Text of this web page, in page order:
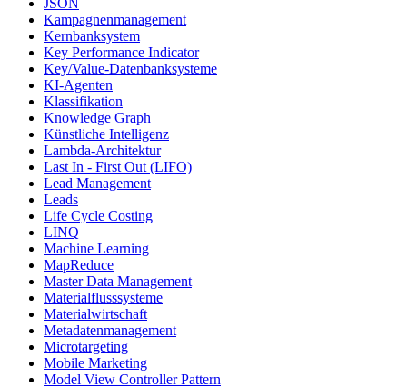
Kampagnenmanagement
Kernbanksystem
Key Performance Indicator
Key/Value-Datenbanksysteme
KI-Agenten
Klassifikation
Knowledge Graph
Künstliche Intelligenz
Lambda-Architektur
Last In - First Out (LIFO)
Lead Management
Leads
Life Cycle Costing
LINQ
Machine Learning
MapReduce
Master Data Management
Materialflusssysteme
Materialwirtschaft
Metadatenmanagement
Microtargeting
Mobile Marketing
Model View Controller Pattern